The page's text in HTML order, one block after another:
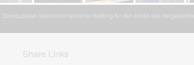
übernimmt keinerlei Haftung für den Inhalt des
Share Links